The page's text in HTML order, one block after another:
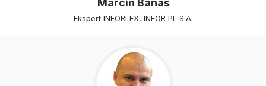
Marcin Banaś
Ekspert INFORLEX, INFOR PL S.A.